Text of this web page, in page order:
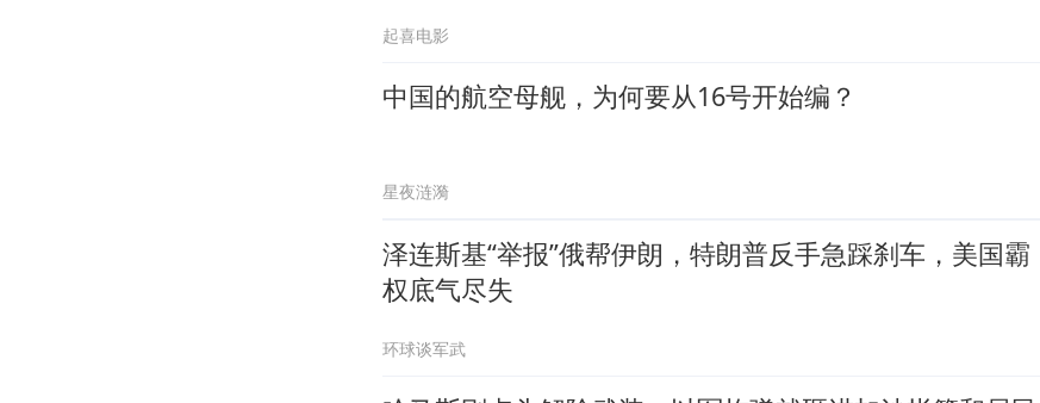
起喜电影
中国的航空母舰，为何要从16号开始编？
星夜涟漪
泽连斯基“举报”俄帮伊朗，特朗普反手急踩刹车，美国霸
权底气尽失
环球谈军武